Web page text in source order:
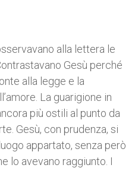
alla lettera le
Gesù perché
alla legge e la
La guarigione in
più ostili al punto da
Gesù, con prudenza, si
appartato, senza però
lo avevano raggiunto. I